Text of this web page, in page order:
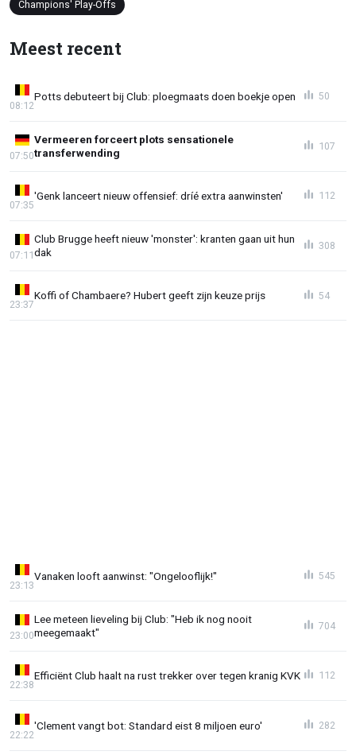
Champions' Play-Offs
Meest recent
Potts debuteert bij Club: ploegmaats doen boekje open
08:12
50
Vermeeren forceert plots sensationele
transferwending
07:50
107
'Genk lanceert nieuw offensief: dríé extra aanwinsten'
07:35
112
Club Brugge heeft nieuw 'monster': kranten gaan uit hun
dak
07:11
308
Koffi of Chambaere? Hubert geeft zijn keuze prijs
23:37
54
Vanaken looft aanwinst: "Ongelooflijk!"
23:13
545
Lee meteen lieveling bij Club: "Heb ik nog nooit
meegemaakt"
23:00
704
Efficiënt Club haalt na rust trekker over tegen kranig KVK
22:38
112
'Clement vangt bot: Standard eist 8 miljoen euro'
22:22
282